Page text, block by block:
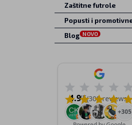
Zaštitne futrole
Blog NOVO
4.9/5(309 reviews)
+305